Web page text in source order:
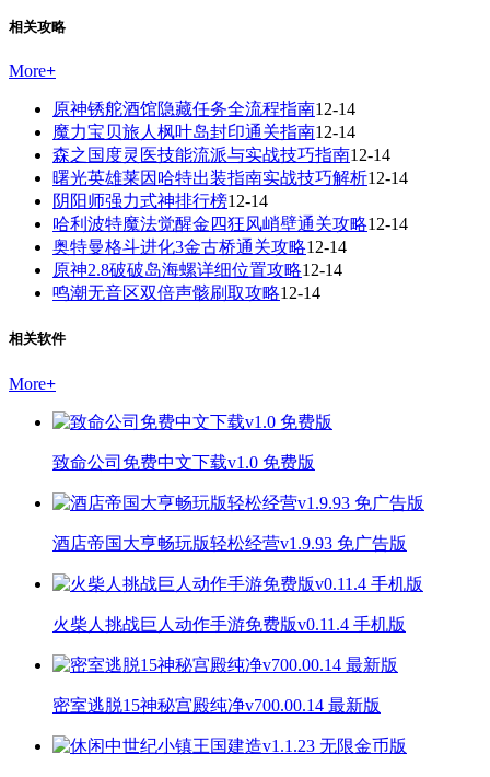
相关攻略
More+
原神锈舵酒馆隐藏任务全流程指南12-14
魔力宝贝旅人枫叶岛封印通关指南12-14
森之国度灵医技能流派与实战技巧指南12-14
曙光英雄莱因哈特出装指南实战技巧解析12-14
阴阳师强力式神排行榜12-14
哈利波特魔法觉醒金四狂风峭壁通关攻略12-14
奥特曼格斗进化3金古桥通关攻略12-14
原神2.8破破岛海螺详细位置攻略12-14
鸣潮无音区双倍声骸刷取攻略12-14
相关软件
More+
致命公司免费中文下载v1.0 免费版
酒店帝国大亨畅玩版轻松经营v1.9.93 免广告版
火柴人挑战巨人动作手游免费版v0.11.4 手机版
密室逃脱15神秘宫殿纯净v700.00.14 最新版